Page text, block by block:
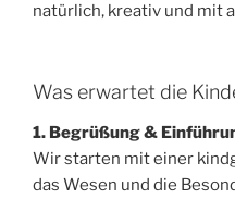
natürlich, kreativ und mit
Was erwartet die
1. Begrüßung &
Wir starten mit einer
das Wesen und die